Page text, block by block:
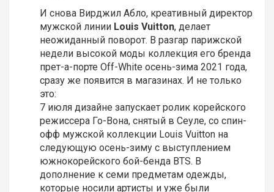
И снова Вирджил Абло, креативный директор
мужской линии Louis Vuitton, делает
неожиданный поворот. В разгар парижской
недели высокой моды коллекция его бренда
прет-а-порте Off-White осень-зима 2021 года,
сразу же появится в магазинах. И не только
это:
7 июля дизайне запускает ролик корейского
режиссера Го-Вона, снятый в Сеуле, со спин-
офф мужской коллекции Louis Vuitton на
следующую осень-зиму с выступлением
южнокорейского бой-бенда BTS. В
дополнение к семи предметам одежды,
которые носили артисты и уже были